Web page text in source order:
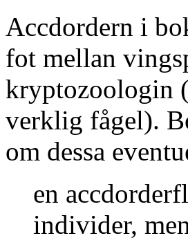
Accdordern i
fot mellan
kryptozoologin
verklig fågel).
om dessa
en
individer,